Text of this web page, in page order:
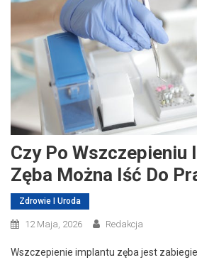
Czy Po Wszczepieniu
Zęba Można Iść Do
Zdrowie I Uroda
12 Maja, 2026 Redakcja
Wszczepienie implantu zęba jest